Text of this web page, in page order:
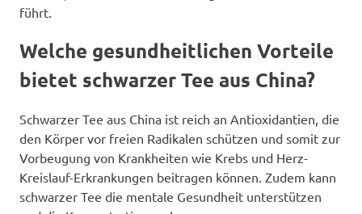
führt.
Welche gesundheitlichen Vorteile
bietet schwarzer Tee aus China?
Schwarzer Tee aus China ist reich an Antioxidantien, die
den Körper vor freien Radikalen schützen und somit zur
Vorbeugung von Krankheiten wie Krebs und Herz-
Kreislauf-Erkrankungen beitragen können. Zudem kann
schwarzer Tee die mentale Gesundheit unterstützen